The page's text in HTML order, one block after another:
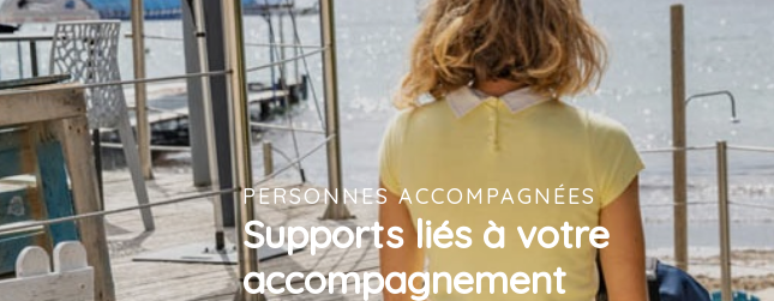
PERSONNES ACCOMPAGNÉES
Supports liés à votre
accompagnement